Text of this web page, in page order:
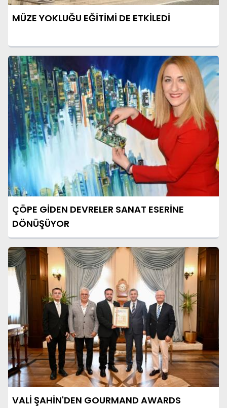
MÜZE YOKLUĞU EĞİTİMİ DE ETKİLEDİ
ÇÖPE GİDEN DEVRELER SANAT ESERİNE
DÖNÜŞÜYOR
VALİ ŞAHİN'DEN GOURMAND AWARDS